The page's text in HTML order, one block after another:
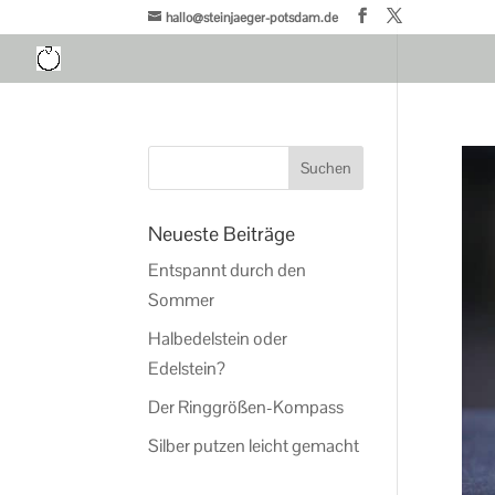
hallo@steinjaeger-potsdam.de
Neueste Beiträge
Entspannt durch den
Sommer
Halbedelstein oder
Edelstein?
Der Ringgrößen-Kompass
Silber putzen leicht gemacht